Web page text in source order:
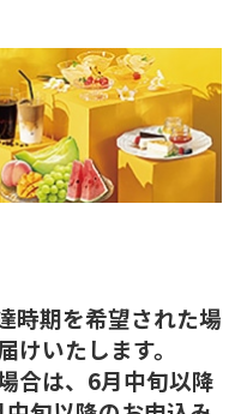
時期を希望された場
いたします。
合は、6月中旬以降